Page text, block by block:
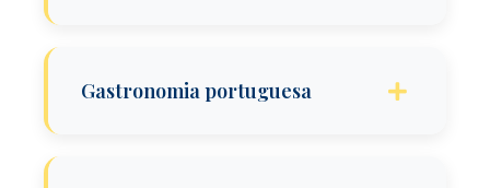
Atividades dos tempos livres
Gastronomia portuguesa